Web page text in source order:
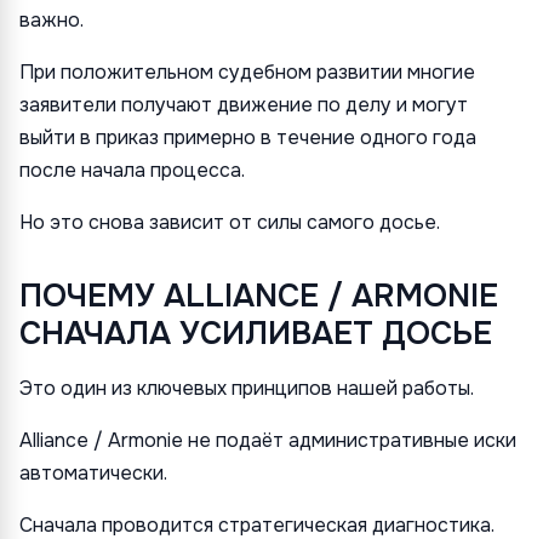
важно.
При положительном судебном развитии многие
заявители получают движение по делу и могут
выйти в приказ примерно в течение одного года
после начала процесса.
Но это снова зависит от силы самого досье.
ПОЧЕМУ ALLIANCE / ARMONIE
СНАЧАЛА УСИЛИВАЕТ ДОСЬЕ
Это один из ключевых принципов нашей работы.
Alliance / Armonie не подаёт административные иски
автоматически.
Сначала проводится стратегическая диагностика.